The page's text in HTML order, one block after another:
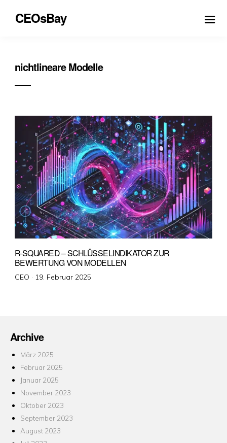
CEOsBay
nichtlineare Modelle
R-SQUARED – SCHLÜSSELINDIKATOR ZUR
BEWERTUNG VON MODELLEN
CEO · Veröffentlicht
19. Februar 2025
Archive
März 2025
Februar 2025
Januar 2025
November 2023
Oktober 2023
September 2023
August 2023